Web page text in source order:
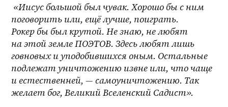
«Иисус большой был чувак. Хорошо бы с ним
поговорить или, ещё лучше, поиграть.
Рокер бы был крутой. Не знаю, не любят
на этой земле ПОЭТОВ. Здесь любят лишь
говновых и уподобившихся оным. Остальные
подлежат уничтожению извне или, что чаще
и естественней, — самоуничтожению. Так
желает бог, Великий Вселенский Садист».